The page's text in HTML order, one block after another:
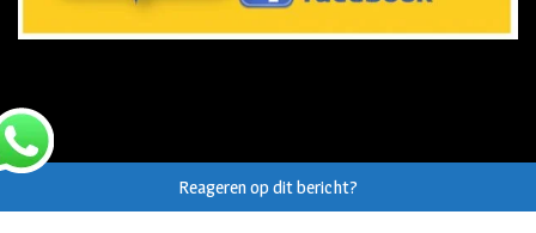
Reageren op dit bericht?